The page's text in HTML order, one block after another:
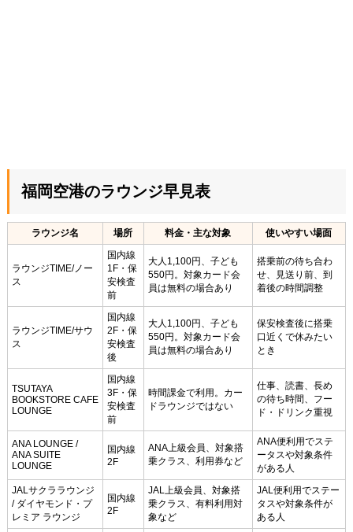
福岡空港のラウンジ早見表
ラウンジ名 場所 料金・主な対象 使いやすい場面
ラウンジTIME/ノー
ス
国内線
1F・保
安検査
前
大人1,100円、子ども
550円。対象カード会
員は無料の場合あり
搭乗前の待ち合わ
せ、見送り前、到
着後の時間調整
ラウンジTIME/サウ
ス
国内線
2F・保
安検査
後
大人1,100円、子ども
550円。対象カード会
員は無料の場合あり
保安検査後に搭乗
口近くで休みたい
とき
TSUTAYA
BOOKSTORE CAFE
LOUNGE
国内線
3F・保
安検査
前
時間課金で利用。カー
ドラウンジではない
仕事、読書、長め
の待ち時間、フー
ド・ドリンク重視
ANA LOUNGE /
ANA SUITE
LOUNGE
国内線
2F
ANA上級会員、対象搭
乗クラス、利用券など
ANA便利用でステ
ータスや対象条件
がある人
JALサクララウンジ
/ ダイヤモンド・プ
レミア ラウンジ
国内線
2F
JAL上級会員、対象搭
乗クラス、有料利用対
象など
JAL便利用でステー
タスや対象条件が
ある人